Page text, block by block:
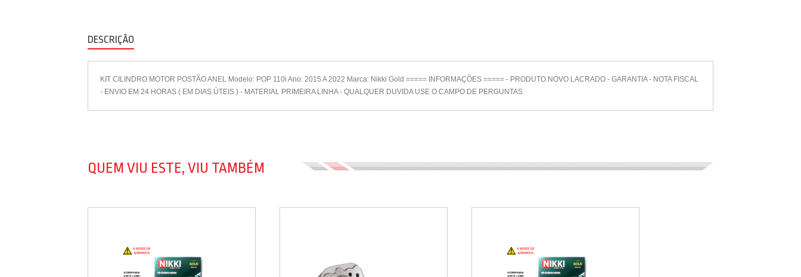
DESCRIÇÃO
KIT CILINDRO MOTOR POSTÃO ANEL Modelo: POP 110i Ano: 2015 A 2022 Marca: Nikki Gold ===== INFORMAÇÕES ===== - PRODUTO NOVO LACRADO - GARANTIA - NOTA FISCAL
- ENVIO EM 24 HORAS ( EM DIAS ÚTEIS ) - MATERIAL PRIMEIRA LINHA - QUALQUER DUVIDA USE O CAMPO DE PERGUNTAS
QUEM VIU ESTE, VIU TAMBÉM